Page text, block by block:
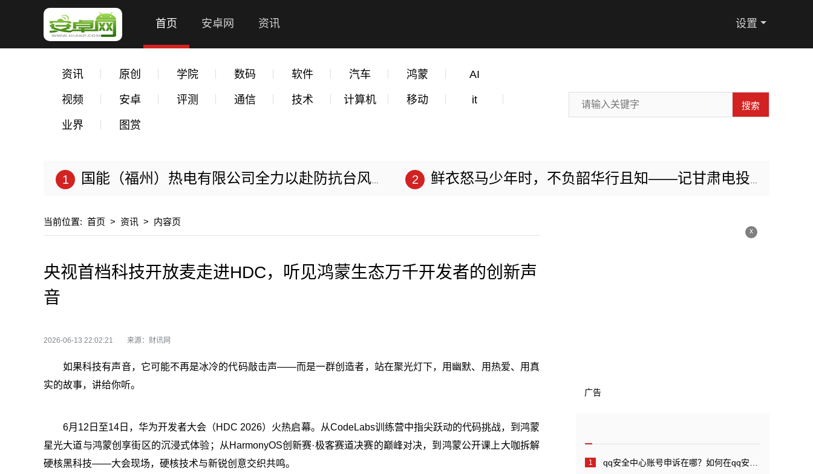
首页 安卓网 资讯 设置
资讯 原创 学院 数码 软件 汽车 鸿蒙 AI
视频 安卓 评测 通信 技术 计算机 移动 it
业界 图赏
搜索
国能（福州）热电有限公司全力以赴防抗台风“苏拉” 鲜衣怒马少年时，不负韶华行且知——记甘肃电投张掖电厂扩建项目部李特
当前位置: 首页 > 资讯 > 内容页
央视首档科技开放麦走进HDC，听见鸿蒙生态万千开发者的创新声
音
2026-06-13 22:02:21 来源：财讯网
如果科技有声音，它可能不再是冰冷的代码敲击声——而是一群创造者，站在聚光灯下，用幽默、用热爱、用真
实的故事，讲给你听。
6月12日至14日，华为开发者大会（HDC 2026）火热启幕。从CodeLabs训练营中指尖跃动的代码挑战，到鸿蒙
星光大道与鸿蒙创享街区的沉浸式体验；从HarmonyOS创新赛·极客赛道决赛的巅峰对决，到鸿蒙公开课上大咖拆解
硬核黑科技——大会现场，硬核技术与新锐创意交织共鸣。
x
广告